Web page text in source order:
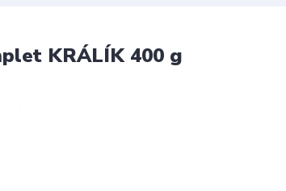
KRÁLÍK 400 g